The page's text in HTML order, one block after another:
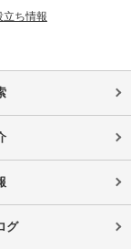
立ち情報
グ